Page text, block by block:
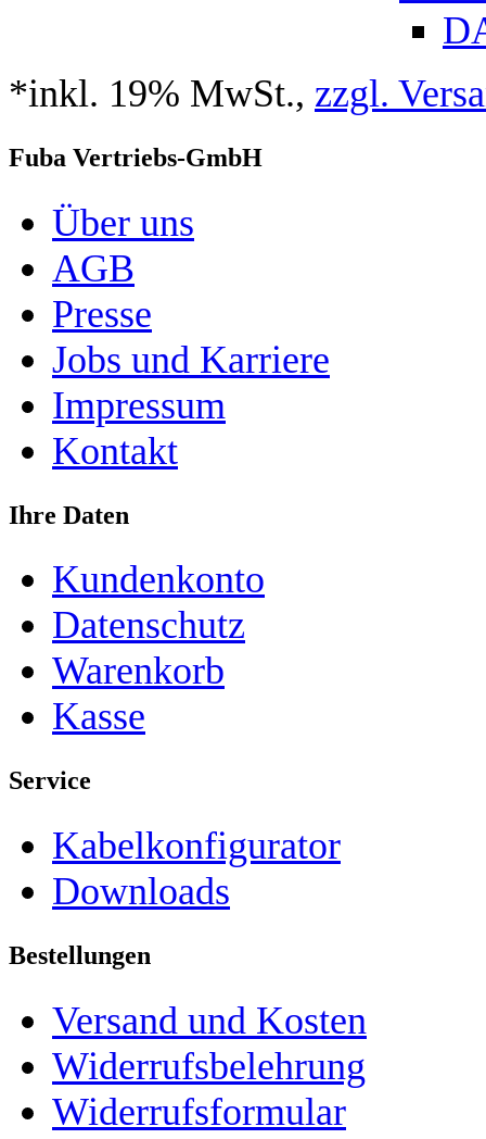
*inkl. 19% MwSt., zzgl.
Fuba Vertriebs-GmbH
Über uns
AGB
Presse
Jobs und Karriere
Impressum
Kontakt
Ihre Daten
Kundenkonto
Datenschutz
Warenkorb
Kasse
Service
Kabelkonfigurator
Downloads
Bestellungen
Versand und Kosten
Widerrufsbelehrung
Widerrufsformular